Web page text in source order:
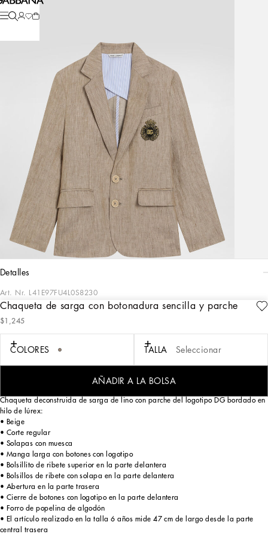
Chaqueta de sarga con botonadura sencilla y parche
COLORES TALLA Seleccionar
$1,245
AÑADIR A LA BOLSA
detalles
Art. Nr. L41E97FU4L0S8230
Pensada para los amantes de la aventura y del mar, la Colección Riviera Niño
combina elegancia y dinamismo. Las rayas teñidas de azul mediterráneo
destacan sobre el lino, la tela y el algodón creando looks informales y
sofisticados a la vez, dignos de un perfecto marinero. Los trajes con raya
resultan perfectas para los momentos más informales. Camisetas con logotipo,
bermudas y sandalias cangrejeras completan los conjuntos de verano.
Chaqueta deconstruida de sarga de lino con parche del logotipo DG bordado en
hilo de lúrex:
• Beige
• Corte regular
• Solapas con muesca
• Manga larga con botones con logotipo
• Bolsillito de ribete superior en la parte delantera
• Bolsillos de ribete con solapa en la parte delantera
• Abertura en la parte trasera
• Cierre de botones con logotipo en la parte delantera
• Forro de popelina de algodón
• El artículo realizado en la talla 6 años mide 47 cm de largo desde la parte
central trasera